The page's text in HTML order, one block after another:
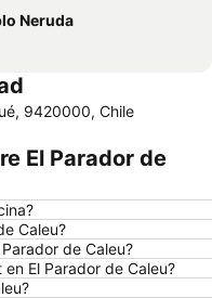
Neruda
9420000, Chile
El Parador de
Caleu?
de Caleu?
El Parador de Caleu?